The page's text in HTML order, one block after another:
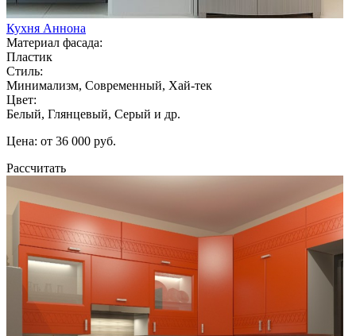
Кухня Аннона
Материал фасада:
Пластик
Стиль:
Минимализм, Современный, Хай-тек
Цвет:
Белый, Глянцевый, Серый и др.
Цена: от 36 000 руб.
Рассчитать